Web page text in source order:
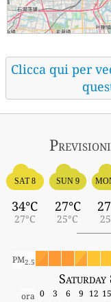
Clicca qui per
SAT 8
34°C
27°C
SUN 9
27°C
25°C
PM2.5
Saturday
ora 0 3 6 9 12 15